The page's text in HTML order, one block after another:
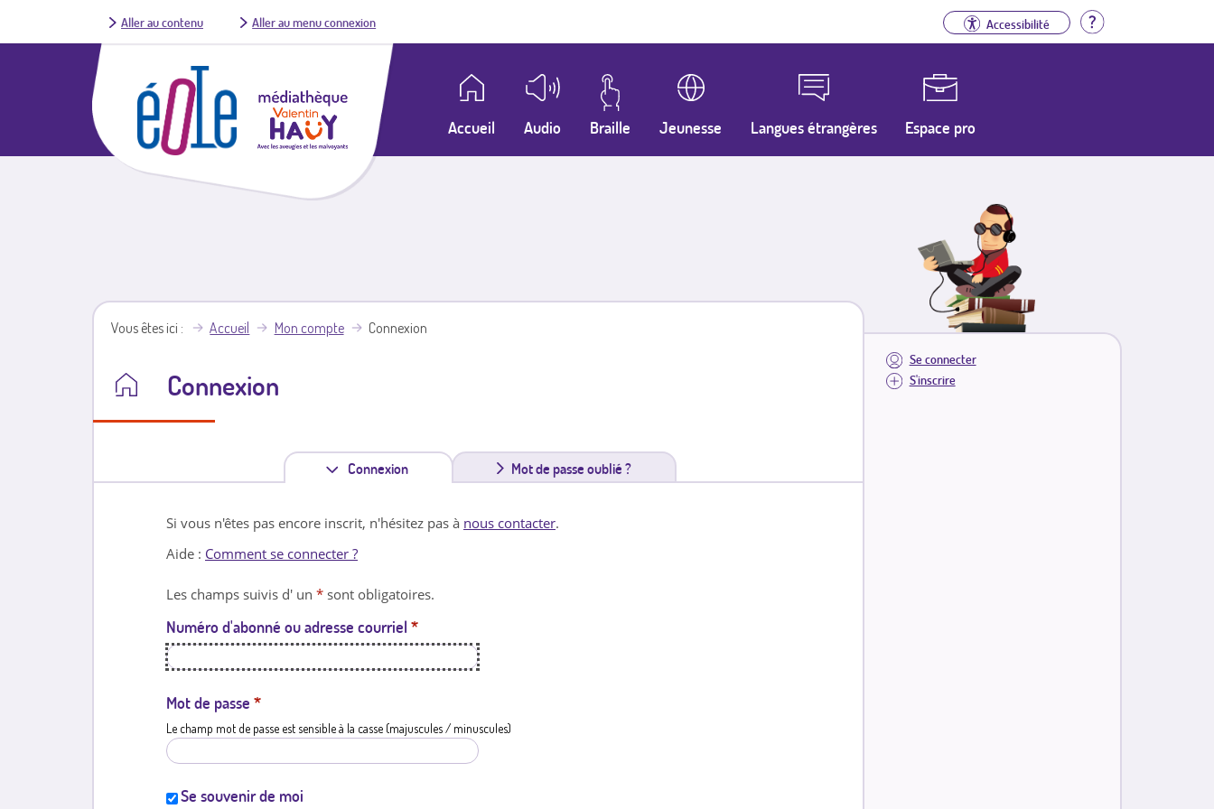
Aller au contenu Aller au menu connexion Accessibilité Aide
Accueil Audio Braille Jeunesse Langues étrangères Espace pro
Se connecter
S'inscrire
Vous êtes ici Accueil Mon compte Connexion
Connexion
Connexion
n
l
e
Mot de passe oublié ?
Si vous n'êtes pas encore inscrit, n'hésitez pas à nous contacter.
Aide : Comment se connecter ?
Les champs suivis d' un * sont obligatoires.
Numéro d'abonné ou adresse courriel *
Mot de passe *
Le champ mot de passe est sensible à la casse (majuscules / minuscules)
Se souvenir de moi